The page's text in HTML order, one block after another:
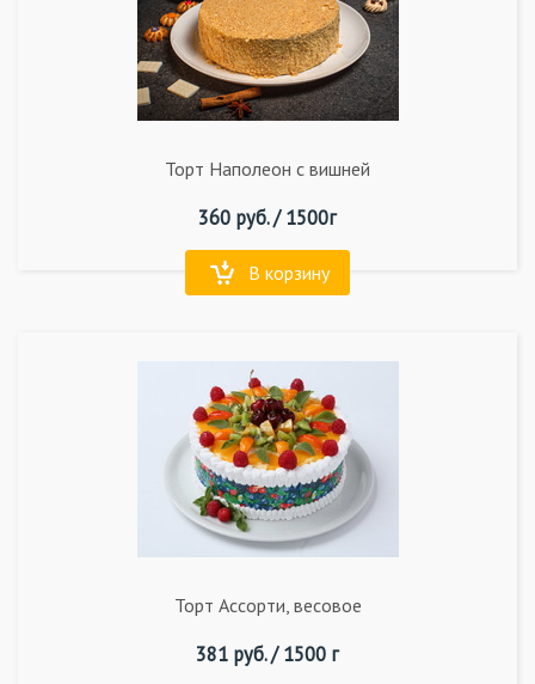
Торт Наполеон с вишней
360 руб. /1500г
В корзину
Торт Ассорти, весовое
381 руб. /1500 г